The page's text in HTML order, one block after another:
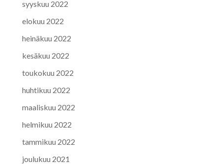
syyskuu 2022
elokuu 2022
heinäkuu 2022
kesäkuu 2022
toukokuu 2022
huhtikuu 2022
maaliskuu 2022
helmikuu 2022
tammikuu 2022
joulukuu 2021